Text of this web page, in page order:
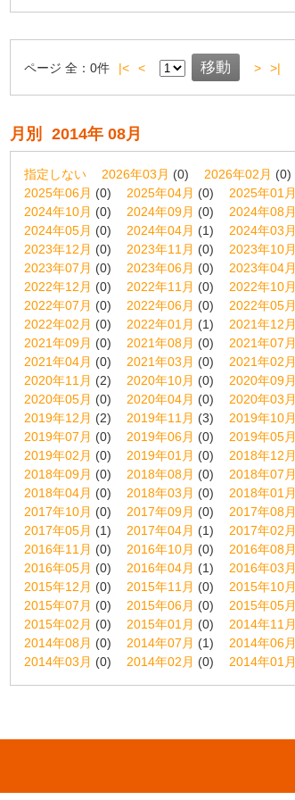
ページ 全： 0件 |< < > >|
月別 2014年 08月
指定しない 2026年03月 (0) 2026年02月 (0)
2025年06月 (0) 2025年04月 (0) 2025年01月
2024年10月 (0) 2024年09月 (0) 2024年08月
2024年05月 (0) 2024年04月 (1) 2024年03月
2023年12月 (0) 2023年11月 (0) 2023年10月
2023年07月 (0) 2023年06月 (0) 2023年04月
2022年12月 (0) 2022年11月 (0) 2022年10月
2022年07月 (0) 2022年06月 (0) 2022年05月
2022年02月 (0) 2022年01月 (1) 2021年12月
2021年09月 (0) 2021年08月 (0) 2021年07月
2021年04月 (0) 2021年03月 (0) 2021年02月
2020年11月 (2) 2020年10月 (0) 2020年09月
2020年05月 (0) 2020年04月 (0) 2020年03月
2019年12月 (2) 2019年11月 (3) 2019年10月
2019年07月 (0) 2019年06月 (0) 2019年05月
2019年02月 (0) 2019年01月 (0) 2018年12月
2018年09月 (0) 2018年08月 (0) 2018年07月
2018年04月 (0) 2018年03月 (0) 2018年01月
2017年10月 (0) 2017年09月 (0) 2017年08月
2017年05月 (1) 2017年04月 (1) 2017年02月
2016年11月 (0) 2016年10月 (0) 2016年08月
2016年05月 (0) 2016年04月 (1) 2016年03月
2015年12月 (0) 2015年11月 (0) 2015年10月
2015年07月 (0) 2015年06月 (0) 2015年05月
2015年02月 (0) 2015年01月 (0) 2014年11月
2014年08月 (0) 2014年07月 (1) 2014年06月
2014年03月 (0) 2014年02月 (0) 2014年01月